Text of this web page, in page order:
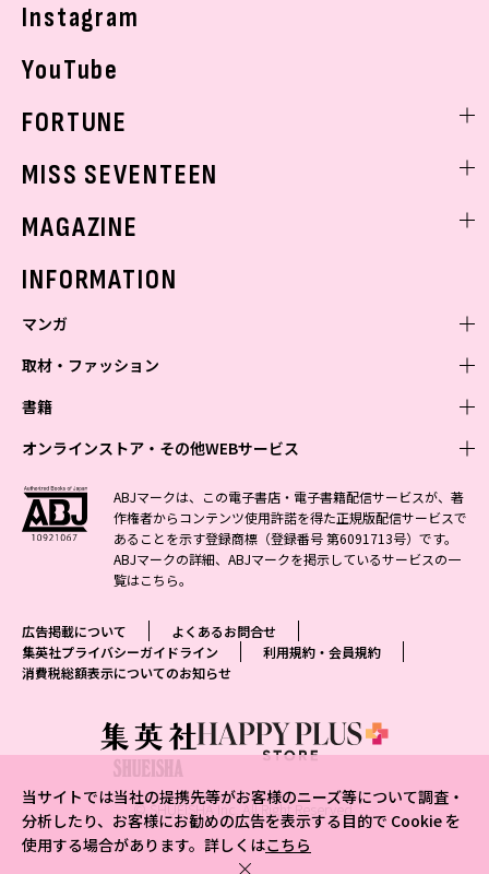
当サイトでは当社の提携先等がお客様のニーズ等について調査・
分析したり、お客様にお勧めの広告を表示する目的で Cookie を
使用する場合があります。詳しくはこちら
Instagram
YouTube
FORTUNE
MISS SEVENTEEN
MAGAZINE
INFORMATION
マンガ
少年マンガ
Vジャンプ
最強ジャンプ
少年ジャンプ+
ジャンプTOON
ジャンプルーキー！
S-MANGA
集英社コミック文庫
青年マンガ
ZEBRACK
S-MANGA
集英社ジャンプリミックス
週刊ヤングジャンプ
ヤングジャンプ定期購読デジタル
となりのヤングジャンプ
グランドジャンプ
ウルトラジャンプ
少女マンガ
ZEBRACK
S-MANGA
集英社コミック文庫
マーガレット
別冊マーガレット
リマコミ
マンガMeets
女性マンガ
ジャンプTOON
集英社コミック文庫
マンガMee公式サイト
リマコミ
office YOU
取材・ファッション
ファッション・美容
BAILA
MAQUIA
eclat
T JAPAN
MEN'S NON-NO
集英社オンライン
芸能・情報・スポーツ
週プレNEWS
週プレ グラジャパ!
書籍
文芸・文庫・総合
小説すばる
集英社 文芸ステーション
web 集英社文庫
アジア人物史
学芸・ノンフィクション・新書
1日5分で、明日は変わる よみタイ yomitai
集英社学芸部 - 学芸・ノンフィクション
集英社ビジネス書
集英社新書プラス - 知の水先案内人
kotoba
情報・知識＆オピニオン imidas
ライトノベル・ノベライズ
集英社オレンジ文庫
ダッシュエックス文庫公式サイト
集英社Webマガジン コバルト
集英社の児童図書 S-KIDS.LAND
オンラインストア・その他WEBサービス
オンラインストア
OTO
SHUEISHA MANGA-ART HERITAGE
ジャンプキャラクターズストア
HAPPY PLUS STORE
SHUEISHA VOX
LEEマルシェ
eclat premium
mirabella homme
zakka market
その他WEBサービス
集英社アドナビ
ABJマークは、この電子書店・電子書籍配信サービスが、著
作権者からコンテンツ使用許諾を得た正規版配信サービスで
あることを示す登録商標（登録番号 第6091713号）です。
ABJマークの詳細、ABJマークを掲示しているサービスの一
覧はこちら。
広告掲載について
よくあるお問合せ
集英社プライバシーガイドライン
利用規約・会員規約
消費税総額表示についてのお知らせ
© SHUEISHA Inc. All Right Reserved.